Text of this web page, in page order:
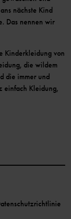
nächste Kind
Das nennen wir
Kinderkleidung von
die wildem
die immer und
einfach Kleidung,